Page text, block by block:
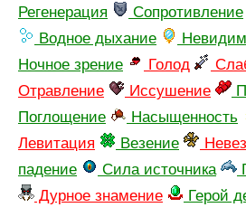
Регенерация
Сопротивление
Водное дыхание
Ночное зрение
Голод
Отравление
Иссушение
Поглощение
Насыщенность
Левитация
Везение
падение
Сила источника
Дурное знамение
Герой